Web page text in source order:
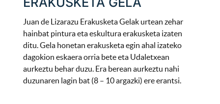
Juan de Lizarazu Erakusketa Gelak urtean zehar
hainbat pintura eta eskultura erakusketa izaten
ditu. Gela honetan erakusketa egin ahal izateko
dagokion eskaera orria bete eta Udaletxean
aurkeztu behar duzu. Era berean aurkeztu nahi
duzunaren lagin bat (8 – 10 argazki) ere erantsi.